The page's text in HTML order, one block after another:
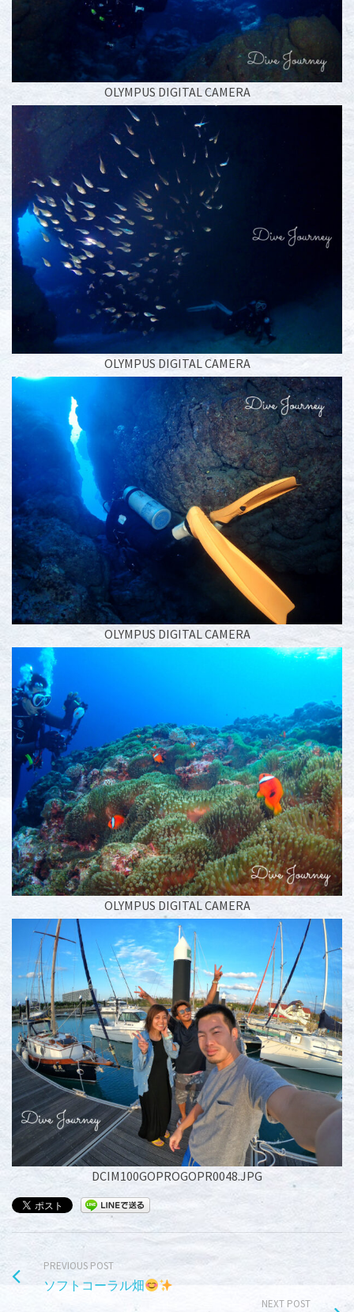
OLYMPUS DIGITAL CAMERA
OLYMPUS DIGITAL CAMERA
OLYMPUS DIGITAL CAMERA
OLYMPUS DIGITAL CAMERA
DCIM100GOPROGOPR0048.JPG
PREVIOUS POST
ソフトコーラル畑
NEXT POST